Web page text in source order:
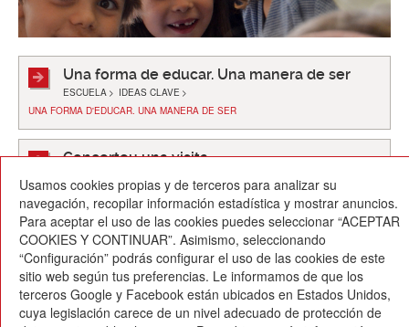
Una forma de educar. Una manera de ser
ESCUELA > IDEAS CLAVE >
UNA FORMA D'EDUCAR. UNA MANERA DE SER
Concerteu una visita
Escola Betània-Patmos
Usamos cookies propias y de terceros para analizar su
navegación, recopilar información estadística y mostrar anuncios.
Para aceptar el uso de las cookies puedes seleccionar “ACEPTAR
COOKIES Y CONTINUAR”. Asimismo, seleccionando
“Configuración” podrás configurar el uso de las cookies de este
sitio web según tus preferencias. Le informamos de que los
terceros Google y Facebook están ubicados en Estados Unidos,
cuya legislación carece de un nivel adecuado de protección de